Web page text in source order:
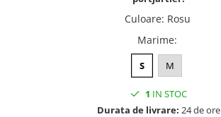
Culoare: Rosu
Marime:
S M
1 IN STOC
Durata de livrare: 24 de ore